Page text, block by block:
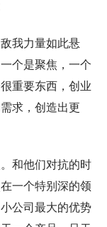
我力量如此悬
个是聚焦，一个
重要东西，创业
求，创造出更
和他们对抗的时
一个特别深的领
公司最大的优势